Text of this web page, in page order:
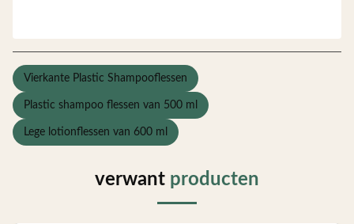
Vierkante Plastic Shampooflessen
Plastic shampoo flessen van 500 ml
Lege lotionflessen van 600 ml
verwant producten